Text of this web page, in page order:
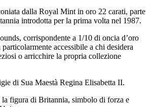
dalla Royal Mint in oro 22 carati, parte
introdotta per la prima volta nel 1987.
corrispondente a 1/10 di oncia d’oro
accessibile a chi desidera
o arricchire la propria collezione
di Sua Maestà Regina Elisabetta II.
la figura di Britannia, simbolo di forza e